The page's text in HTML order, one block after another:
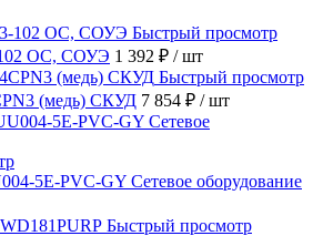
Быстрый просмотр
ОС, СОУЭ 1 392 ₽ / шт
Быстрый просмотр
(медь) СКУД 7 854 ₽ / шт
5E-PVC-GY Сетевое оборудование
Быстрый просмотр